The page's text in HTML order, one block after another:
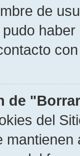
de
de
del